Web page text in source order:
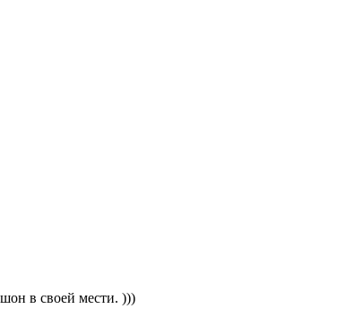
в своей мести. )))